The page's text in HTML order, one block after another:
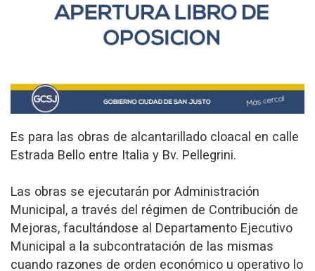
Es para las obras de alcantarillado cloacal en calle
Estrada Bello entre Italia y Bv. Pellegrini.
Las obras se ejecutarán por Administración
Municipal, a través del régimen de Contribución de
Mejoras, facultándose al Departamento Ejecutivo
Municipal a la subcontratación de las mismas
cuando razones de orden económico u operativo lo